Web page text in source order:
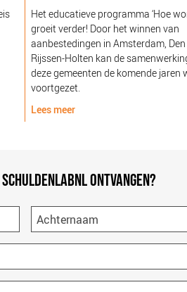
Het educatieve programma ‘Hoe
groeit verder! Door het winnen van
aanbestedingen in Amsterdam,
Rijssen-Holten kan de
deze gemeenten de komende jaren
voortgezet.
Lees meer
ONTVANGEN?
Achternaam